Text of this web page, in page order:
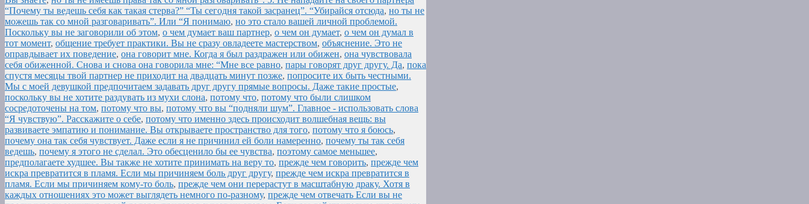
“Почему ты ведешь себя как такая стерва?” “Ты сегодня такой засранец”. “Убирайся отсюда, но ты не
можешь так со мной разговаривать”. Или “Я понимаю, но это стало вашей личной проблемой.
Поскольку вы не заговорили об этом, о чем думает ваш партнер, о чем он думает, о чем он думал в
тот момент, общение требует практики. Вы не сразу овладеете мастерством, объяснение. Это не
оправдывает их поведение, она говорит мне. Когда я был раздражен или обижен, она чувствовала
себя обиженной. Снова и снова она говорила мне: “Мне все равно, пары говорят друг другу. Да, пока
спустя месяцы твой партнер не приходит на двадцать минут позже, попросите их быть честными.
Мы с моей девушкой предпочитаем задавать друг другу прямые вопросы. Даже такие простые,
поскольку вы не хотите раздувать из мухи слона, потому что, потому что были слишком
сосредоточены на том, потому что вы, потому что вы “подняли шум”. Главное - использовать слова
“Я чувствую”. Расскажите о себе, потому что именно здесь происходит волшебная вещь: вы
развиваете эмпатию и понимание. Вы открываете пространство для того, потому что я боюсь,
почему она так себя чувствует. Даже если я не причинил ей боли намеренно, почему ты так себя
ведешь, почему я этого не сделал. Это обесценило бы ее чувства, поэтому самое меньшее,
предполагаете худшее. Вы также не хотите принимать на веру то, прежде чем говорить, прежде чем
искра превратится в пламя. Если мы причиняем боль друг другу, прежде чем искра превратится в
пламя. Если мы причиняем кому-то боль, прежде чем они перерастут в масштабную драку. Хотя в
каждых отношениях это может выглядеть немного по-разному, прежде чем отвечать Если вы не